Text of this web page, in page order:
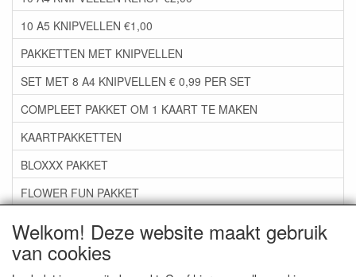
Welkom! Deze website maakt gebruik
van cookies
10 A5 KNIPVELLEN €1,00
PAKKETTEN MET KNIPVELLEN
SET MET 8 A4 KNIPVELLEN € 0,99 PER SET
COMPLEET PAKKET OM 1 KAART TE MAKEN
KAARTPAKKETTEN
BLOXXX PAKKET
FLOWER FUN PAKKET
***GROEP 06*** TAPE/LIJM SNIJMALLEN STEMPELS
***GROEP 07*** KAARTEN +SCRAP TOEBEHOREN